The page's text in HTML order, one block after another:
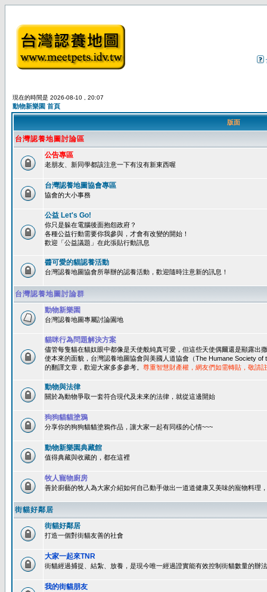
現在的時間是 2026-08-10 , 20:07
動物新樂園 首頁
版面
台灣認養地圖討論區
公告專區
老朋友、新同學都該注意一下有沒有新東西喔
台灣認養地圖協會專區
協會的大小事務
公益 Let's Go!
你只是躲在電腦後面抱怨政府？
各種公益行動需要你我參與，才會有改變的開始！
歡迎「公益議題」在此張貼行動訊息
醬可愛的貓認養活動
台灣認養地圖協會所舉辦的認養活動，歡迎隨時注意新的訊息！
台灣認養地圖討論群
動物新樂園
台灣認養地圖專屬討論園地
貓咪行為問題解決方案
儘管每隻貓在貓奴眼中都像是天使般純真可愛，但這些天使偶爾還是顯露出
使本來的面貌，台灣認養地圖協會與美國人道協會（The Humane Society
的翻譯文章，歡迎大家多多參考。 尊重智慧財產權，網友們如需轉貼，敬請
動物與法律
關於為動物爭取一套符合現代及未來的法律，就從這邊開始
狗狗貓貓塗鴉
分享你的狗狗貓貓塗鴉作品，讓大家一起有同樣的心情~~~
動物新樂園典藏館
值得典藏與收藏的，都在這裡
牧人寵物廚房
善於廚藝的牧人為大家介紹如何自己動手做出一道道健康又美味的寵物料理
街貓好鄰居
街貓好鄰居
打造一個對街貓友善的社會
大家一起來TNR
街貓經過捕捉、結紮、放養，是現今唯一經過證實能有效控制街貓數量的辦
我的街貓朋友